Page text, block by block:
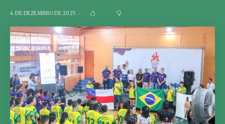
4 DE DEZEMBRO DE 2025